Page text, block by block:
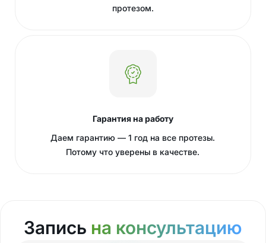
протезом.
Гарантия на работу
Даем гарантию — 1 год на все протезы.
Потому что уверены в качестве.
Запись на консультацию